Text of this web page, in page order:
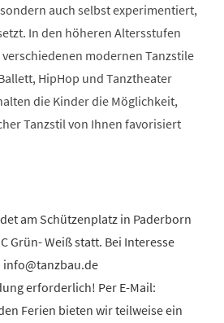
auch selbst experimentiert,
In den höheren Altersstufen
modernen Tanzstile
HipHop und Tanztheater
die Kinder die Möglichkeit,
Tanzstil von Ihnen favorisiert
am Schützenplatz in Paderborn
Grün- Weiß statt. Bei Interesse
info@tanzbau.de
erforderlich! Per E-Mail:
Ferien bieten wir teilweise ein